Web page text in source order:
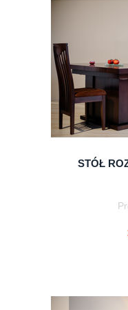
STÓŁ